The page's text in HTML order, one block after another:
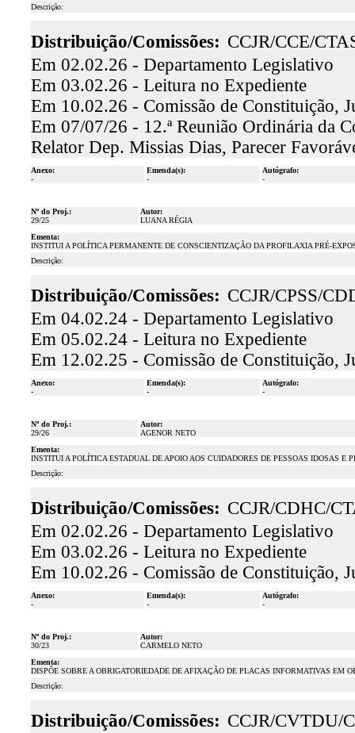
Descrição:
Distribuição/Comissões: CCJR/CCE/
Em 02.02.26 - Departamento Legislativo
Em 03.02.26 - Leitura no Expediente
Em 10.02.26 - Comissão de Constituição,
Em 07/07/26 - 12.ª Reunião Ordinária da
Relator Dep. Missias Dias, Parecer
Anexo:
-
Emenda(s):
-
Autógrafo:
-
Nº do Proj.:
29/25
Autor:
LUANA RÉGIA
Ementa:
INSTITUI A POLÍTICA PERMANENTE DE CONSCIENTIZAÇÃO DA PROFILAXIA PRÉ-
Descrição:
Distribuição/Comissões: CCJR/CPSS/
Em 04.02.24 - Departamento Legislativo
Em 05.02.24 - Leitura no Expediente
Em 12.02.25 - Comissão de Constituição,
Anexo:
-
Emenda(s):
-
Autógrafo:
-
Nº do Proj.:
29/26
Autor:
AGENOR NETO
Ementa:
INSTITUI A POLÍTICA ESTADUAL DE APOIO AOS CUIDADORES DE PESSOAS IDOSAS
Descrição:
Distribuição/Comissões: CCJR/CDHC/
Em 02.02.26 - Departamento Legislativo
Em 03.02.26 - Leitura no Expediente
Em 10.02.26 - Comissão de Constituição,
Anexo:
-
Emenda(s):
-
Autógrafo:
-
Nº do Proj.:
30/23
Autor:
CARMELO NETO
Ementa:
DISPÕE SOBRE A OBRIGATORIEDADE DE AFIXAÇÃO DE PLACAS INFORMATIVAS EM
Descrição:
Distribuição/Comissões: CCJR/CVTDU/